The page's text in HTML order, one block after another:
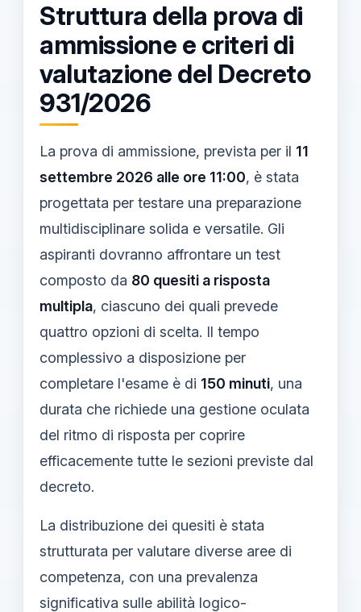
Struttura della prova di
ammissione e criteri di
valutazione del Decreto
931/2026
La prova di ammissione, prevista per il 11
settembre 2026 alle ore 11:00, è stata
progettata per testare una preparazione
multidisciplinare solida e versatile. Gli
aspiranti dovranno affrontare un test
composto da 80 quesiti a risposta
multipla, ciascuno dei quali prevede
quattro opzioni di scelta. Il tempo
complessivo a disposizione per
completare l'esame è di 150 minuti, una
durata che richiede una gestione oculata
del ritmo di risposta per coprire
efficacemente tutte le sezioni previste dal
decreto.
La distribuzione dei quesiti è stata
strutturata per valutare diverse aree di
competenza, con una prevalenza
significativa sulle abilità logico-